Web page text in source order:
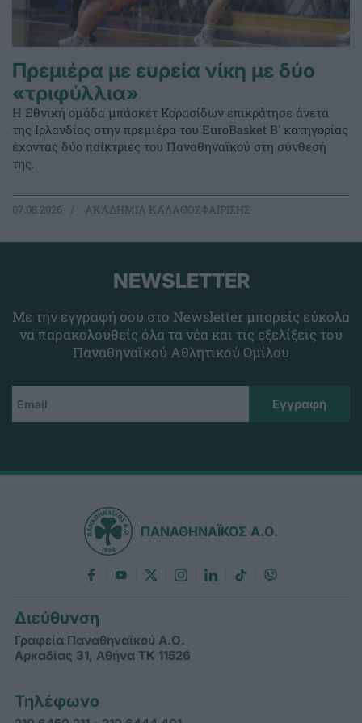
Πρεμιέρα με ευρεία νίκη με δύο
«τριφύλλια»
Η Εθνική ομάδα μπάσκετ Κορασίδων επικράτησε άνετα
της Ιρλανδίας στην πρεμιέρα του EuroBasket Β' κατηγορίας
έχοντας δύο παίκτριες του Παναθηναϊκού στη σύνθεσή
της.
07.08.2026 ΑΚΑΔΗΜΙΑ ΚΑΛΑΘΟΣΦΑΙΡΙΣΗΣ
NEWSLETTER
Με την εγγραφή σου στο Newsletter μπορείς εύκολα
να παρακολουθείς όλα τα νέα και τις εξελίξεις του
Παναθηναϊκού Αθλητικού Ομίλου
ΠΑΝΑΘΗΝΑΪΚΟΣ Α.Ο.
Διεύθυνση
Γραφεία Παναθηναϊκού Α.Ο.
Αρκαδίας 31, Αθήνα ΤΚ 11526
Τηλέφωνο